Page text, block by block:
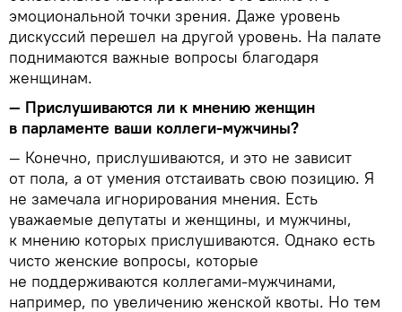
эмоциональной точки зрения. Даже уровень
дискуссий перешел на другой уровень. На палате
поднимаются важные вопросы благодаря
женщинам.
— Прислушиваются ли к мнению женщин
в парламенте ваши коллеги-мужчины?
— Конечно, прислушиваются, и это не зависит
от пола, а от умения отстаивать свою позицию. Я
не замечала игнорирования мнения. Есть
уважаемые депутаты и женщины, и мужчины,
к мнению которых прислушиваются. Однако есть
чисто женские вопросы, которые
не поддерживаются коллегами-мужчинами,
например, по увеличению женской квоты. Но тем